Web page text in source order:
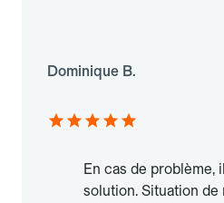
Dominique B.
En cas de problème,
solution. Situation de